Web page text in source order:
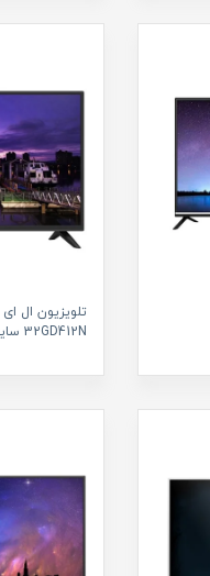
32GD412N سایز 32 اینچ